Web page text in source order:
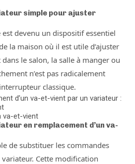
simple pour ajuster
est devenu un dispositif essentiel
la maison où il est utile d’ajuster
le salon, la salle à manger ou
n’est pas radicalement
classique.
d’un va-et-vient par un variateur :
va-et-vient
en remplacement d’un va-
de substituer les commandes
Cette modification